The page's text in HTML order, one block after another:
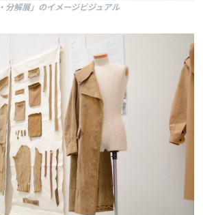
分解展」のイメージビジュアル